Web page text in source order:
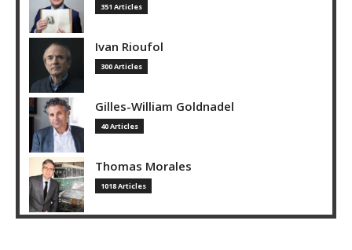
351 Articles
Ivan Rioufol
300 Articles
Gilles-William Goldnadel
40 Articles
Thomas Morales
1018 Articles